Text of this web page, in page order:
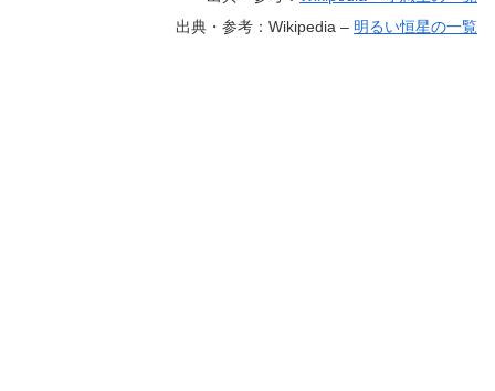
出典・参考：Wikipedia – 明るい恒星の一覧